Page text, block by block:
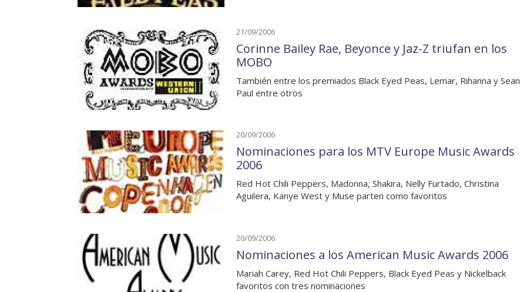
21/09/2006
Corinne Bailey Rae, Beyonce y Jaz-Z triufan en los
MOBO
También entre los premiados Black Eyed Peas, Lemar, Rihanna y Sean
Paul entre otros
20/09/2006
Nominaciones para los MTV Europe Music Awards
2006
Red Hot Chili Peppers, Madonna, Shakira, Nelly Furtado, Christina
Aguilera, Kanye West y Muse parten como favoritos
20/09/2006
Nominaciones a los American Music Awards 2006
Mariah Carey, Red Hot Chili Peppers, Black Eyed Peas y Nickelback
favoritos con tres nominaciones